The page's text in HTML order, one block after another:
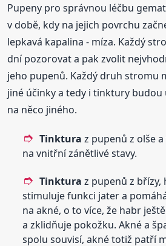
Pupeny pro správnou léčbu
v době, kdy na jejich povrchu
lepkavá kapalina - míza. Každý
dní pozorovat a pak zvolit
jeho pupenů. Každý druh stromu
jiné účinky a tedy i tinktury budou
na něco jiného.
Tinktura z pupenů z olše
na vnitřní zánětlivé stavy.
Tinktura z pupenů z břízy,
stimuluje funkci jater a
na akné, o to více, že habr
a zklidňuje pokožku. Akné a
spolu souvisí, akné totiž patří